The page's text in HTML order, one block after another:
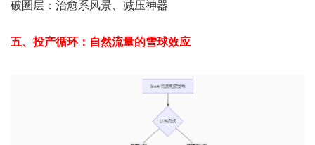
破圈层：治愈系风景、减压神器
五、投产循环：自然流量的雪球效应